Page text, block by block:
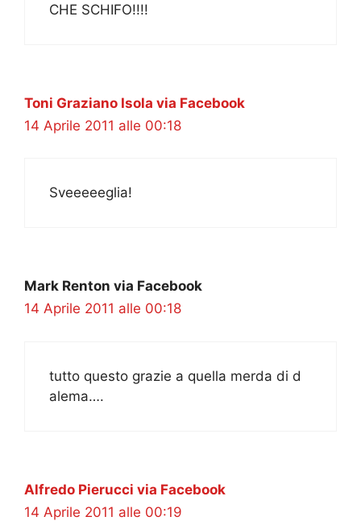
CHE SCHIFO!!!!
Toni Graziano Isola via Facebook
14 Aprile 2011 alle 00:18
Sveeeeeglia!
Mark Renton via Facebook
14 Aprile 2011 alle 00:18
tutto questo grazie a quella merda di d
alema….
Alfredo Pierucci via Facebook
14 Aprile 2011 alle 00:19